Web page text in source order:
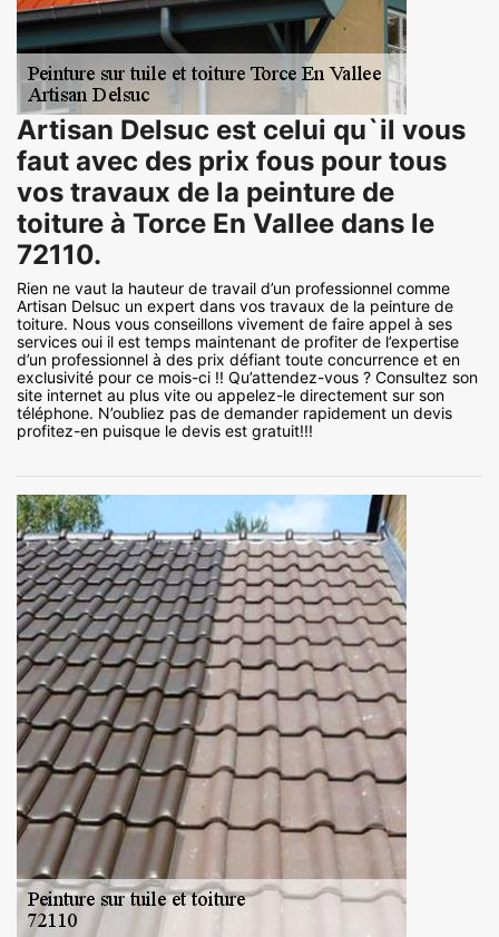
Artisan Delsuc est celui qu`il vous
faut avec des prix fous pour tous
vos travaux de la peinture de
toiture à Torce En Vallee dans le
72110.
Rien ne vaut la hauteur de travail d’un professionnel comme
Artisan Delsuc un expert dans vos travaux de la peinture de
toiture. Nous vous conseillons vivement de faire appel à ses
services oui il est temps maintenant de profiter de l’expertise
d’un professionnel à des prix défiant toute concurrence et en
exclusivité pour ce mois-ci !! Qu’attendez-vous ? Consultez son
site internet au plus vite ou appelez-le directement sur son
téléphone. N’oubliez pas de demander rapidement un devis
profitez-en puisque le devis est gratuit!!!